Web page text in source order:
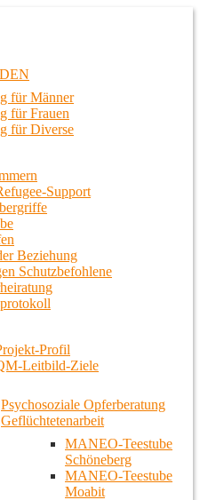
in Berlin
für Männer
für Frauen
für Diverse
Support
Beziehung
Schutzbefohlene
Profil
Leitbild-Ziele
Psychosoziale Opferberatung
Geflüchtetenarbeit
MANEO-Teestube
Schöneberg
MANEO-Teestube
Moabit